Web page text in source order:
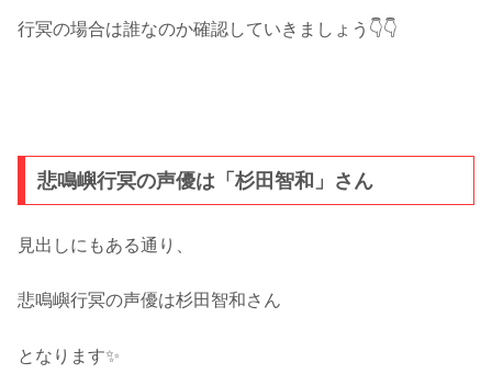
行冥の場合は誰なのか確認していきましょう👇👇
悲鳴嶼行冥の声優は「杉田智和」さん
見出しにもある通り、
悲鳴嶼行冥の声優は杉田智和さん
となります✨